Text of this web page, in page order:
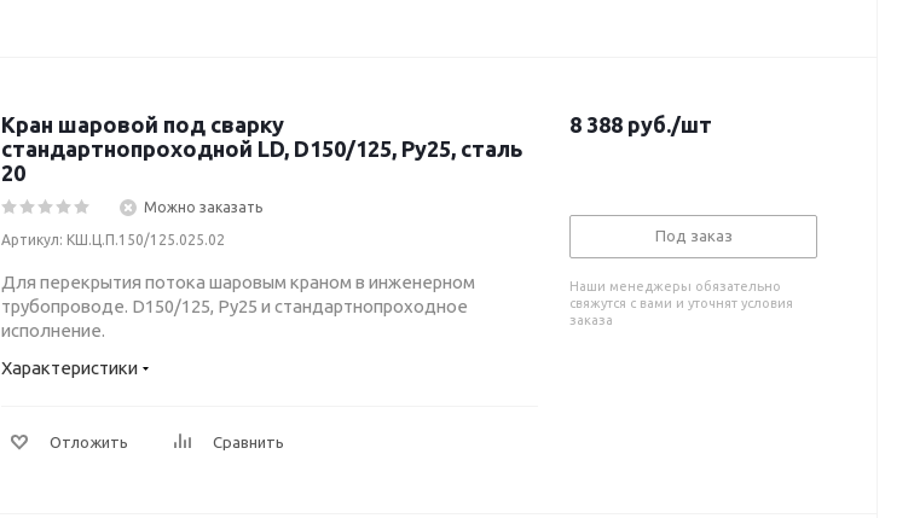
Кран шаровой под сварку
стандартнопроходной LD, D150/125, Ру25, сталь
20
Можно заказать
Артикул: КШ.Ц.П.150/125.025.02
Для перекрытия потока шаровым краном в инженерном
трубопроводе. D150/125, Ру25 и стандартнопроходное
исполнение.
Характеристики
Отложить Сравнить
8 388 руб./шт
Под заказ
Наши менеджеры обязательно
свяжутся с вами и уточнят условия
заказа